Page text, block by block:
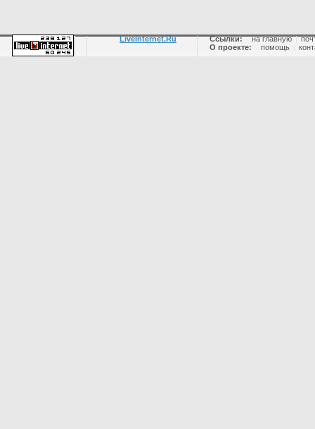
LiveInternet.Ru Ссылки: на главную |
О проекте:
помощь